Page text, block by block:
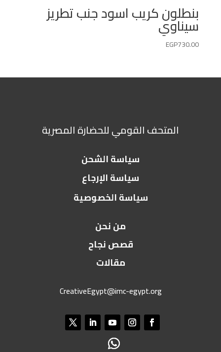
بنطلون كريب اسود جنب تطريز
سيناوي
EGP730.00
المتحف القومي للحضارة المصرية
سياسة الشحن
سياسة الإرجاع
سياسة الخصوصية
من نحن
قصص نجاح
مقالات
CreativeEgypt@imc-egypt.org